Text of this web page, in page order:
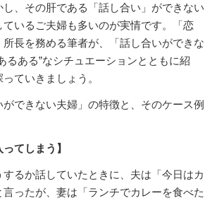
、その肝である「話し合い」ができない
ているご夫婦も多いのが実情です。「恋
所長を務める筆者が、「話し合いができな
るある”なシチュエーションとともに紹
ていきましょう。
できない夫婦」の特徴と、そのケース例
てしまう】
るか話していたときに、夫は「今日はカ
ったが、妻は「ランチでカレーを食べた